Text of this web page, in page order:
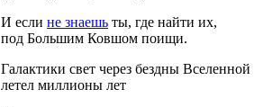
И если не знаешь ты, где найти их,
под Большим Ковшом поищи.
Галактики свет через бездны Вселенной
летел миллионы лет